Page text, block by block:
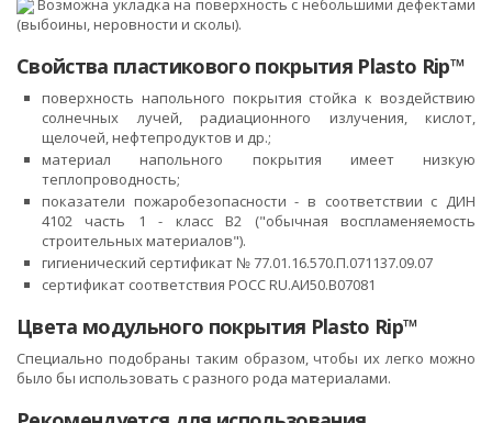
Возможна укладка на поверхность с небольшими дефектами
(выбоины, неровности и сколы).
Свойства пластикового покрытия Plasto Rip™
поверхность напольного покрытия стойка к воздействию
солнечных лучей, радиационного излучения, кислот,
щелочей, нефтепродуктов и др.;
материал напольного покрытия имеет низкую
теплопроводность;
показатели пожаробезопасности - в соответствии с ДИН
4102 часть 1 - класс В2 ("обычная воспламеняемость
строительных материалов").
гигиенический сертификат № 77.01.16.570.П.071137.09.07
сертификат соответствия РОСС RU.АИ50.В07081
Цвета модульного покрытия Plasto Rip™
Специально подобраны таким образом, чтобы их легко можно
было бы использовать с разного рода материалами.